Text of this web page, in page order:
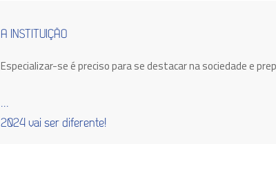
A INSTITUIÇÃO
Especializar-se é preciso para se destacar na sociedade e
...
2024 vai ser diferente!